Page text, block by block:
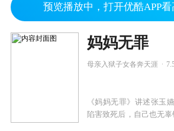
预览播放中，打开优酷APP
妈妈无罪
母亲入狱子女各奔天涯
《妈妈无罪》讲述张玉
陷害致死后，自己也无